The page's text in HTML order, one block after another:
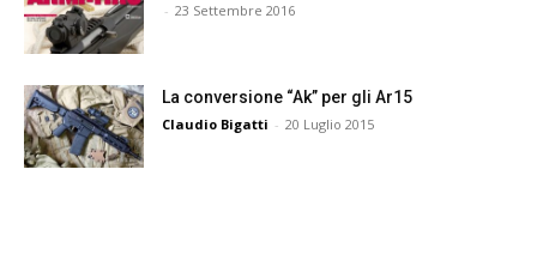
- 23 Settembre 2016
La conversione “Ak” per gli Ar15
Claudio Bigatti - 20 Luglio 2015